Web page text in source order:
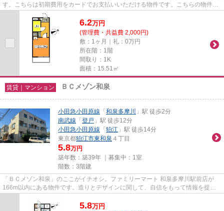
す。こちらは初期費用をカードでお支払いいただける物件です。こちらの物件は
アパートです。駅まで徒歩4...
6.2万円
(管理費・共益費 2,000円)
敷：1ヶ月｜礼：0万円
所在階：1階
間取り：1K
面積：15.51㎡
賃貸｜マンション ＢＣメゾン和泉
小田急小田原線 「和泉多摩川
」駅 徒歩2分
南武線 「登戸 」駅 徒歩12分
小田急小田原線 「狛江 」駅 徒歩14分
東京都狛江市東和泉 ４丁目
5.8万円
築年数：築39年 ｜募集中： 1室
階数：3階建
「ＢＣメゾン和泉」のここがイチオシ。ファミリーマート 和泉多摩川駅前店が
166m以内にある物件です。造りとデザインに関して、自信をもって情報を提供
できるマンションです。駅から徒...
5.8万円